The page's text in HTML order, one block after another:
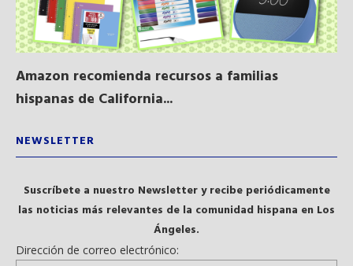
Amazon recomienda recursos a familias
hispanas de California...
NEWSLETTER
Suscríbete a nuestro Newsletter y recibe periódicamente
las noticias más relevantes de la comunidad hispana en Los
Ángeles.
Dirección de correo electrónico: